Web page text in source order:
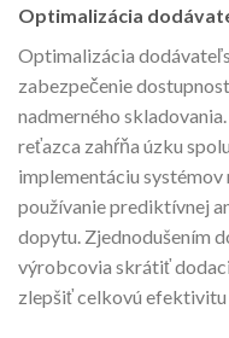
Optimalizácia
Optimalizácia
zabezpečenie
nadmerného
reťazca zahŕňa úzku
implementáciu
používanie prediktívnej
dopytu. Zjednodušením
výrobcovia skrátiť
zlepšiť celkovú